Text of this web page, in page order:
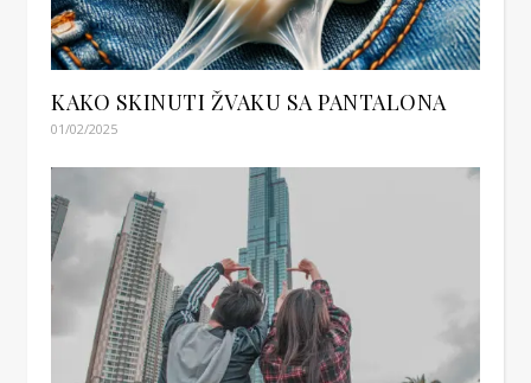
KAKO SKINUTI ŽVAKU SA PANTALONA
01/02/2025